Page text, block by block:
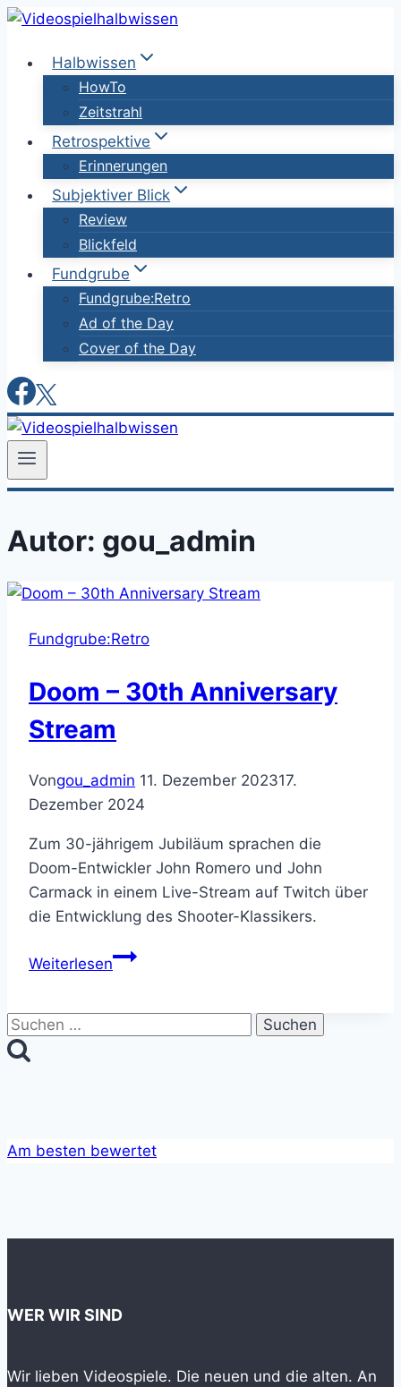
Zum
springenHalbwissen
HowTo
Zeitstrahl
Retrospektive
Erinnerungen
Subjektiver Blick
Review
Blickfeld
Fundgrube
Fundgrube:Retro
Ad of the Day
Cover of the Day
Autor: gou_admin
Fundgrube:Retro
Doom – 30th Anniversary
Stream
Vongou_admin 11. Dezember 202317.
Dezember 2024
Zum 30-jährigem Jubiläum sprachen die
Doom-Entwickler John Romero und John
Carmack in einem Live-Stream auf Twitch über
die Entwicklung des Shooter-Klassikers.
WeiterlesenDoom
Suchen
nach:
Am besten bewertet
WER WIR SIND
Wir lieben Videospiele. Die neuen und die alten. An